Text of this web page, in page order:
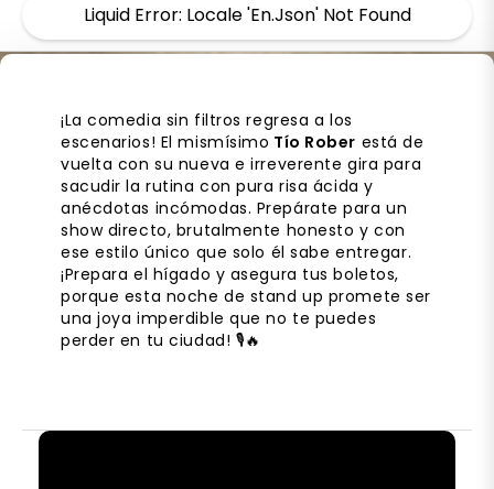
Liquid Error: Locale 'en.json' Not Found
¡La comedia sin filtros regresa a los
escenarios! El mismísimo Tío Rober está de
vuelta con su nueva e irreverente gira para
sacudir la rutina con pura risa ácida y
anécdotas incómodas. Prepárate para un
show directo, brutalmente honesto y con
ese estilo único que solo él sabe entregar.
¡Prepara el hígado y asegura tus boletos,
porque esta noche de stand up promete ser
una joya imperdible que no te puedes
perder en tu ciudad! 🎙️🔥